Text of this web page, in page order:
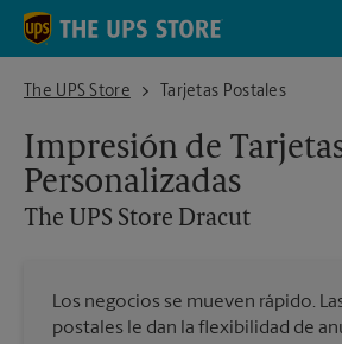
Skip to content
Return to Nav
The UPS Store
The UPS Store DracutTarjetas Postales
Impresión de
Personalizadas
The UPS Store Dracut
Los negocios se mueven rápido.
postales le dan la flexibilidad de